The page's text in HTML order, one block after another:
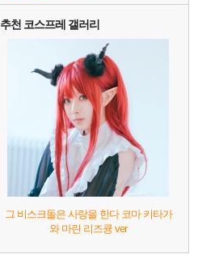
추천 코스프레 갤러리
그 비스크돌은 사랑을 한다 코마 키타가
와 마린 리즈큥 ver